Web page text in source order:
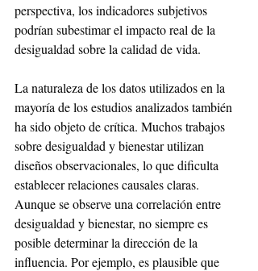
perspectiva, los indicadores subjetivos
podrían subestimar el impacto real de la
desigualdad sobre la calidad de vida.
La naturaleza de los datos utilizados en la
mayoría de los estudios analizados también
ha sido objeto de crítica. Muchos trabajos
sobre desigualdad y bienestar utilizan
diseños observacionales, lo que dificulta
establecer relaciones causales claras.
Aunque se observe una correlación entre
desigualdad y bienestar, no siempre es
posible determinar la dirección de la
influencia. Por ejemplo, es plausible que